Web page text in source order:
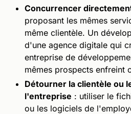
Concurrencer
proposant les mêmes
même clientèle. Un
d'une agence digitale qui
entreprise de
mêmes prospects enfreint
Détourner la clientèle ou
l'entreprise : utiliser le
ou les logiciels de